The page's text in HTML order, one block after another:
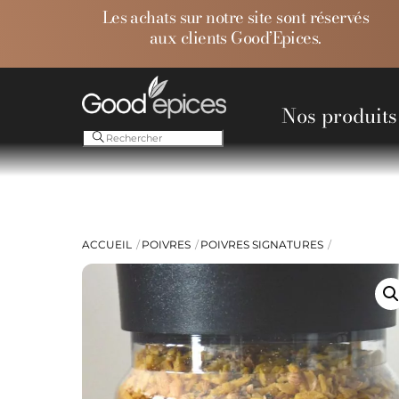
Les achats sur notre site sont réservés
aux clients Good’Epices.
Nos produits
ACCUEIL POIVRES POIVRES SIGNATURES